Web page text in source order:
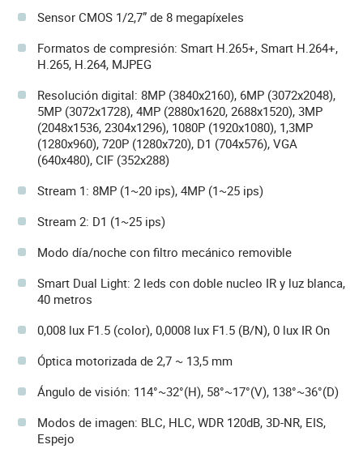
Sensor CMOS 1/2,7” de 8 megapíxeles
Formatos de compresión: Smart H.265+, Smart H.264+,
H.265, H.264, MJPEG
Resolución digital: 8MP (3840x2160), 6MP (3072x2048),
5MP (3072x1728), 4MP (2880x1620, 2688x1520), 3MP
(2048x1536, 2304x1296), 1080P (1920x1080), 1,3MP
(1280x960), 720P (1280x720), D1 (704x576), VGA
(640x480), CIF (352x288)
Stream 1: 8MP (1~20 ips), 4MP (1~25 ips)
Stream 2: D1 (1~25 ips)
Modo día/noche con filtro mecánico removible
Smart Dual Light: 2 leds con doble nucleo IR y luz blanca,
40 metros
0,008 lux F1.5 (color), 0,0008 lux F1.5 (B/N), 0 lux IR On
Óptica motorizada de 2,7 ~ 13,5 mm
Ángulo de visión: 114°~32°(H), 58°~17°(V), 138°~36°(D)
Modos de imagen: BLC, HLC, WDR 120dB, 3D-NR, EIS,
Espejo